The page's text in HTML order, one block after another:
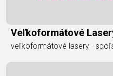
Veľkoformátové
veľkoformátové lasery -